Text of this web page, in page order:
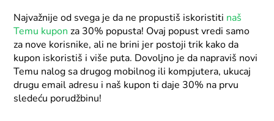
Najvažnije od svega je da ne propustiš iskoristiti naš
Temu kupon za 30% popusta! Ovaj popust vredi samo
za nove korisnike, ali ne brini jer postoji trik kako da
kupon iskoristiš i više puta. Dovoljno je da napraviš novi
Temu nalog sa drugog mobilnog ili kompjutera, ukucaj
drugu email adresu i naš kupon ti daje 30% na prvu
sledeću porudžbinu!